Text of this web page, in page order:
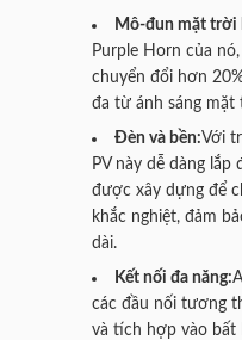
Mô-đun mặt trời
Purple Horn của
chuyển đổi hơn
đa từ ánh sáng mặt
Đèn và bền:Với
PV này dễ dàng lắp
được xây dựng để
khắc nghiệt, đảm
dài.
Kết nối đa năng:
các đầu nối tương
và tích hợp vào bất